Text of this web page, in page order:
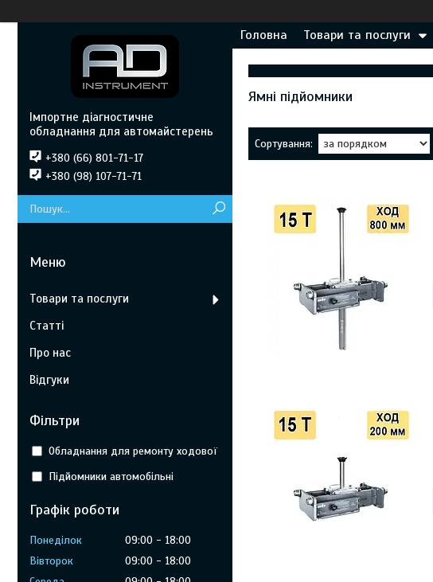
Головна Товари та послуги
Ямні підйомники
Імпортне діагностичне
обладнання для автомайстерень
+380 (66) 801-71-17
+380 (98) 107-71-71
Товари та послуги
Статті
Про нас
Відгуки
Фільтри
Обладнання для ремонту ходової
Підйомники автомобільні
Графік роботи
Понеділок 09:00
18:00
Вівторок
09:00
18:00